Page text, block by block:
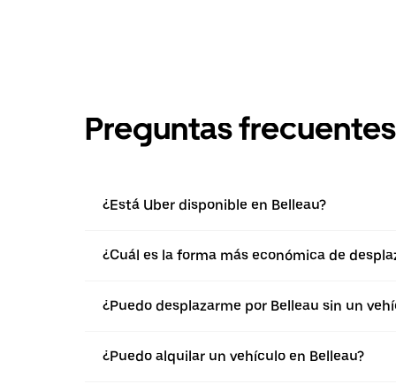
Preguntas frecuentes
¿Está Uber disponible en Belleau?
¿Cuál es la forma más económica de
¿Puedo desplazarme por Belleau sin un
¿Puedo alquilar un vehículo en Belleau?